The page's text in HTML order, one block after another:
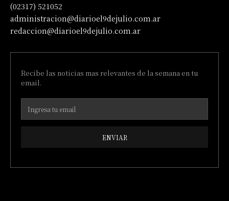
(02317) 521052
administracion@diarioel9dejulio.com.ar
redaccion@diarioel9dejulio.com.ar
Recibe las noticias mas relevantes de la semana en tu
email.
ENVIAR